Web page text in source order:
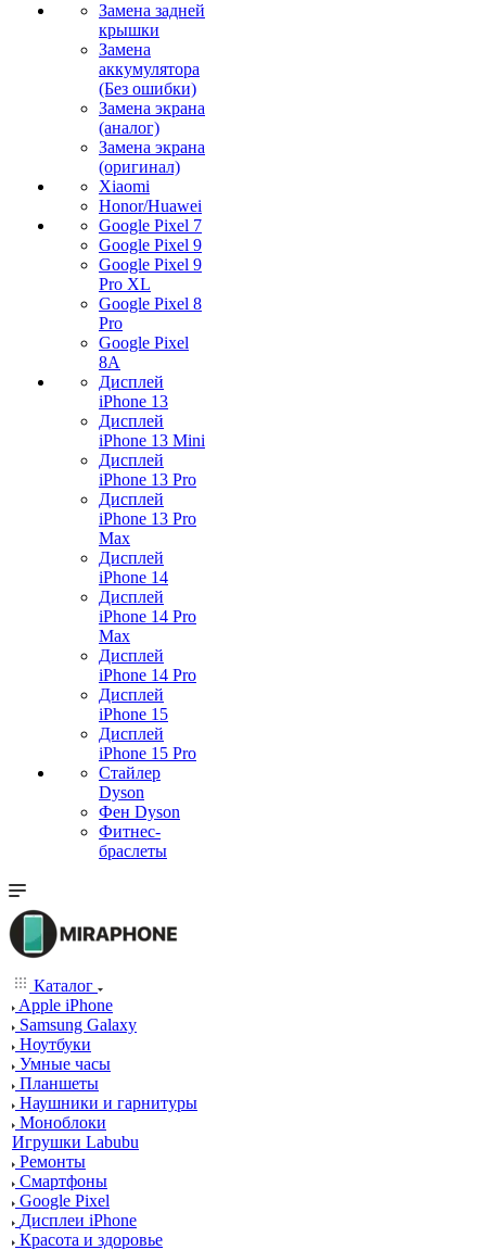
Замена задней
крышки
Замена
аккумулятора
(Без ошибки)
Замена экрана
(аналог)
Замена экрана
(оригинал)
Xiaomi
Honor/Huawei
Google Pixel 7
Google Pixel 9
Google Pixel 9
Pro XL
Google Pixel 8
Pro
Google Pixel
8A
Дисплей
iPhone 13
Дисплей
iPhone 13 Mini
Дисплей
iPhone 13 Pro
Дисплей
iPhone 13 Pro
Max
Дисплей
iPhone 14
Дисплей
iPhone 14 Pro
Max
Дисплей
iPhone 14 Pro
Дисплей
iPhone 15
Дисплей
iPhone 15 Pro
Стайлер
Dyson
Фен Dyson
Фитнес-
браслеты
Каталог
Apple iPhone
Samsung Galaxy
Ноутбуки
Умные часы
Планшеты
Наушники и гарнитуры
Моноблоки
Игрушки Labubu
Ремонты
Смартфоны
Google Pixel
Дисплеи iPhone
Красота и здоровье